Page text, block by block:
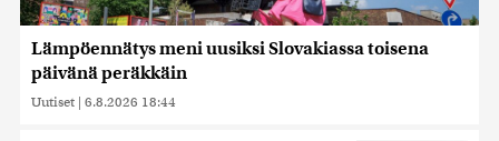
Lämpöennätys meni uusiksi Slovakiassa toisena
päivänä peräkkäin
Uutiset | 6.8.2026 18:44